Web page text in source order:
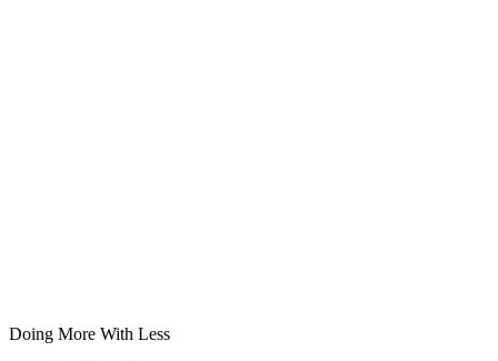
Doing More With Less